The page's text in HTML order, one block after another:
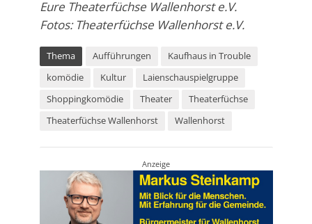
Eure Theaterfüchse Wallenhorst e.V.
Fotos: Theaterfüchse Wallenhorst e.V.
Thema Aufführungen
Kaufhaus in Trouble
komödie
Kultur
Laienschauspielgruppe
Shoppingkomödie
Theater
Theaterfüchse
Theaterfüchse Wallenhorst
Wallenhorst
Anzeige